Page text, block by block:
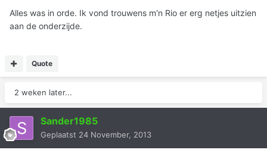
Alles was in orde. Ik vond trouwens m'n Rio er erg netjes uitzien
aan de onderzijde.
Quote
2 weken later...
Sander1985
Geplaatst 24 November, 2013